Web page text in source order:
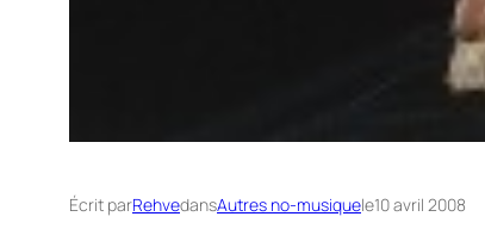
Écrit parRehvedansAutres no-musiquele10 avril 2008